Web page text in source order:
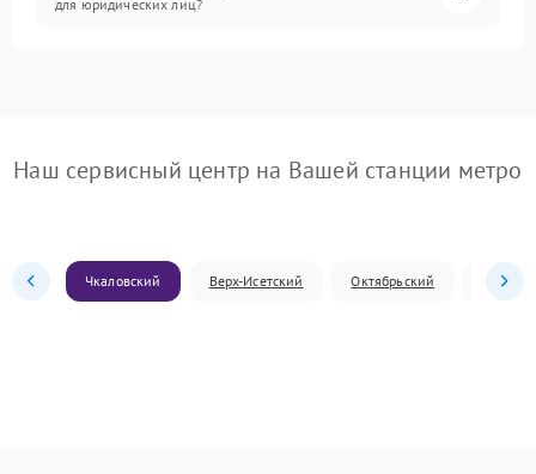
для юридических лиц?
Наш сервисный центр на Вашей станции метро
Чкаловский Верх-Исетский Октябрьский